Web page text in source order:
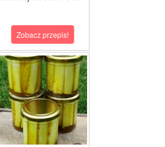
Zobacz przepis!